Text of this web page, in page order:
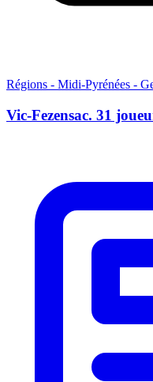
Régions - Midi-Pyrénées -
Vic-Fezensac. 31